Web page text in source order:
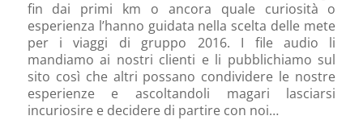
fin dai primi km o ancora quale curiosità o
esperienza l’hanno guidata nella scelta delle mete
per i viaggi di gruppo 2016. I file audio li
mandiamo ai nostri clienti e li pubblichiamo sul
sito così che altri possano condividere le nostre
esperienze e ascoltandoli magari lasciarsi
incuriosire e decidere di partire con noi…